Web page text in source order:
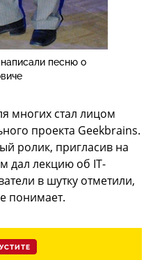
песню о
многих стал лицом
проекта Geekbrains.
ролик, пригласив на
дал лекцию об IT-
в шутку отметили,
понимает.